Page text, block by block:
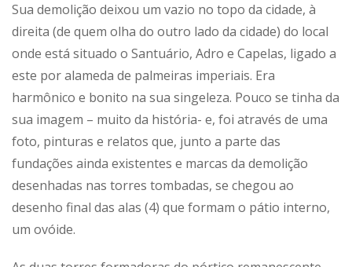
Sua demolição deixou um vazio no topo da cidade, à
direita (de quem olha do outro lado da cidade) do local
onde está situado o Santuário, Adro e Capelas, ligado a
este por alameda de palmeiras imperiais. Era
harmônico e bonito na sua singeleza. Pouco se tinha da
sua imagem – muito da história- e, foi através de uma
foto, pinturas e relatos que, junto a parte das
fundações ainda existentes e marcas da demolição
desenhadas nas torres tombadas, se chegou ao
desenho final das alas (4) que formam o pátio interno,
um ovóide.